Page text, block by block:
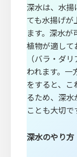
深水は、水
ても水揚げ
ます。深水
植物が適して
（バラ・ダ
われます。一
をすると、
るため、深
ことも大切で
深水のやり方